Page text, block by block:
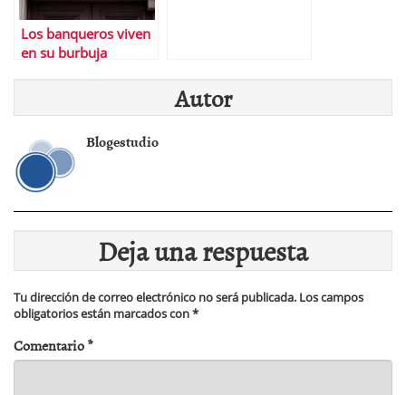
Los banqueros viven
en su burbuja
Autor
Blogestudio
Deja una respuesta
Tu dirección de correo electrónico no será publicada. Los campos
obligatorios están marcados con*
Comentario*